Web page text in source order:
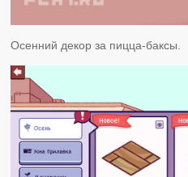
Осенний декор за пицца-баксы.